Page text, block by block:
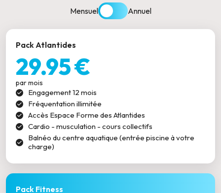
Mensuel Annuel
Pack Atlantides
29.95 €
par mois
Engagement 12 mois
Fréquentation illimitée
Accès Espace Forme des Atlantides
Cardio - musculation - cours collectifs
Balnéo du centre aquatique (entrée piscine à votre
charge)
Pack Fitness